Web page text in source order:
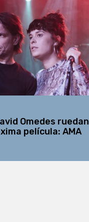
Omedes ruedan
película: AMA